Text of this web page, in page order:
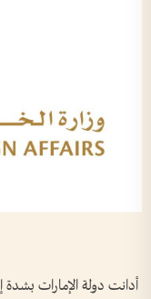
أدانت دولة الإمارات